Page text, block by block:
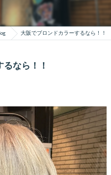
大阪でブロンドカラーするなら！！
なら！！